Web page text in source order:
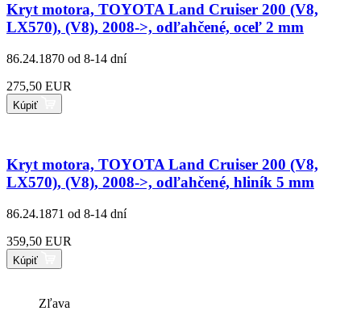
Kryt motora, TOYOTA Land Cruiser 200 (V8,
LX570), (V8), 2008->, odľahčené, oceľ 2 mm
86.24.1870 od 8-14 dní
275,50 EUR
Kúpiť
Kryt motora, TOYOTA Land Cruiser 200 (V8,
LX570), (V8), 2008->, odľahčené, hliník 5 mm
86.24.1871 od 8-14 dní
359,50 EUR
Kúpiť
Zľava